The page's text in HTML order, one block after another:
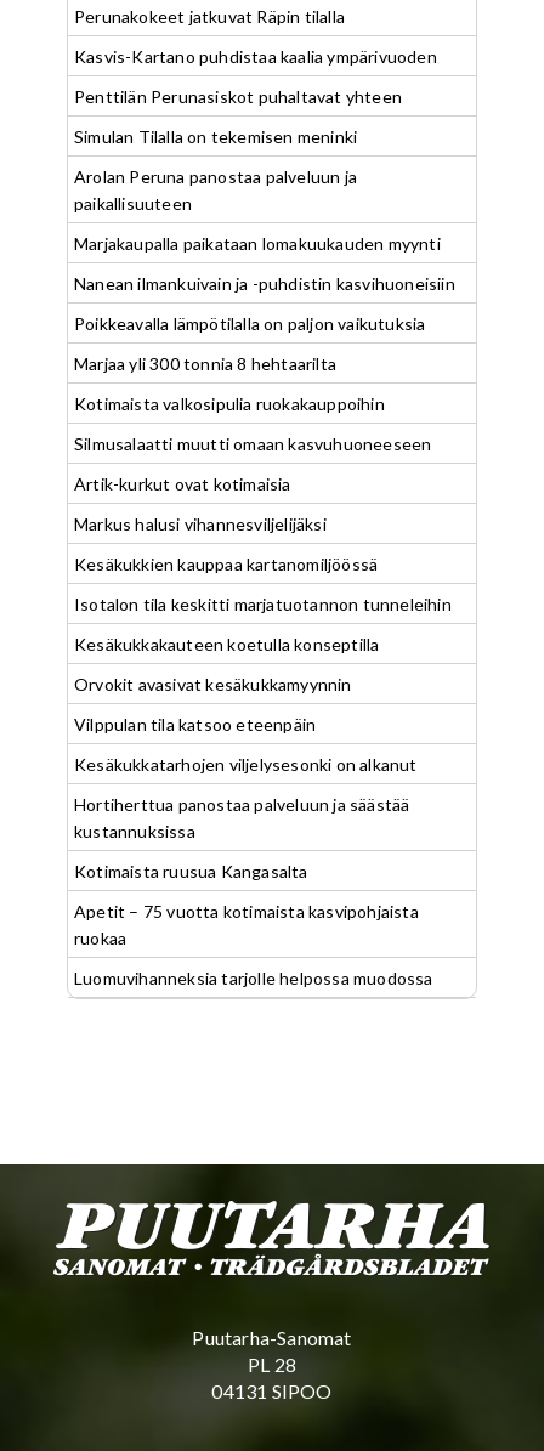
Perunakokeet jatkuvat Räpin tilalla
Kasvis-Kartano puhdistaa kaalia ympärivuoden
Penttilän Perunasiskot puhaltavat yhteen
Simulan Tilalla on tekemisen meninki
Arolan Peruna panostaa palveluun ja
paikallisuuteen
Marjakaupalla paikataan lomakuukauden myynti
Nanean ilmankuivain ja -puhdistin kasvihuoneisiin
Poikkeavalla lämpötilalla on paljon vaikutuksia
Marjaa yli 300 tonnia 8 hehtaarilta
Kotimaista valkosipulia ruokakauppoihin
Silmusalaatti muutti omaan kasvuhuoneeseen
Artik-kurkut ovat kotimaisia
Markus halusi vihannesviljelijäksi
Kesäkukkien kauppaa kartanomiljöössä
Isotalon tila keskitti marjatuotannon tunneleihin
Kesäkukkakauteen koetulla konseptilla
Orvokit avasivat kesäkukkamyynnin
Vilppulan tila katsoo eteenpäin
Kesäkukkatarhojen viljelysesonki on alkanut
Hortiherttua panostaa palveluun ja säästää
kustannuksissa
Kotimaista ruusua Kangasalta
Apetit – 75 vuotta kotimaista kasvipohjaista
ruokaa
Luomuvihanneksia tarjolle helpossa muodossa
Puutarha-Sanomat
PL 28
04131 SIPOO